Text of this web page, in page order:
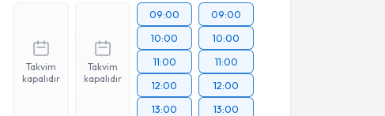
Takvim
kapalıdır
Takvim
kapalıdır
09:00
10:00
11:00
12:00
13:00
09:00
10:00
11:00
12:00
13:00